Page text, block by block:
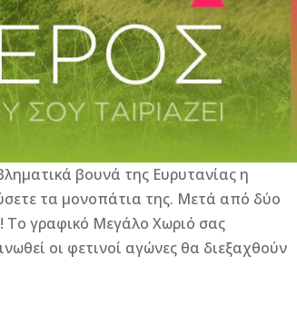
βουνά της Ευρυτανίας η
τα μονοπάτια της. Μετά από δύο
Το γραφικό Μεγάλο Χωριό σας
οι φετινοί αγώνες θα διεξαχθούν